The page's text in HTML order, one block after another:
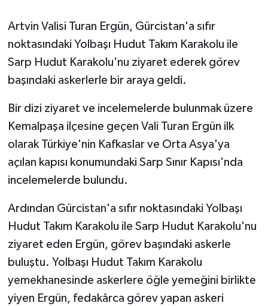
Artvin Valisi Turan Ergün, Gürcistan'a sıfır
noktasındaki Yolbaşı Hudut Takım Karakolu ile
Sarp Hudut Karakolu'nu ziyaret ederek görev
başındaki askerlerle bir araya geldi.
Bir dizi ziyaret ve incelemelerde bulunmak üzere
Kemalpaşa ilçesine geçen Vali Turan Ergün ilk
olarak Türkiye'nin Kafkaslar ve Orta Asya'ya
açılan kapısı konumundaki Sarp Sınır Kapısı'nda
incelemelerde bulundu.
Ardından Gürcistan'a sıfır noktasındaki Yolbaşı
Hudut Takım Karakolu ile Sarp Hudut Karakolu'nu
ziyaret eden Ergün, görev başındaki askerle
buluştu. Yolbaşı Hudut Takım Karakolu
yemekhanesinde askerlere öğle yemeğini birlikte
yiyen Ergün, fedakârca görev yapan askeri
GENEL
GÜNDEM
Güvenlik
İNSAN
Jandarma
Kadın